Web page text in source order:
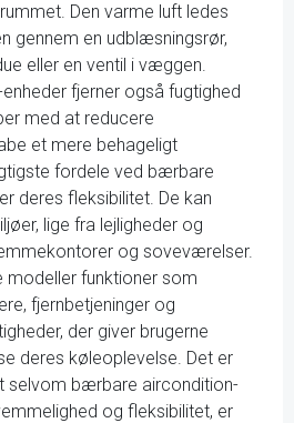
Den varme luft ledes
gennem en udblæsningsrør,
eller en ventil i væggen.
fjerner også fugtighed
med at reducere
et mere behageligt
fordele ved bærbare
deres fleksibilitet. De kan
lige fra lejligheder og
og soveværelser.
modeller funktioner som
fjernbetjeninger og
der giver brugerne
deres køleoplevelse. Det er
selvom bærbare aircondition-
og fleksibilitet, er